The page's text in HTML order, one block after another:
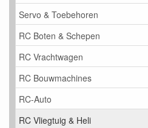
Servo & Toebehoren
RC Boten & Schepen
RC Vrachtwagen
RC Bouwmachines
RC-Auto
RC Vliegtuig & Heli